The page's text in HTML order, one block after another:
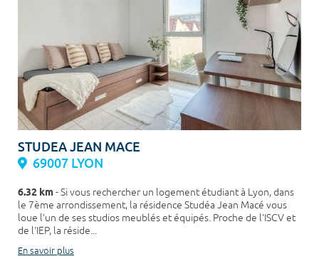
Colocation
Votre date d'entrée
Chercher
STUDEA JEAN MACE
69007 LYON
6.32 km- Si vous rechercher un logement étudiant à Lyon, dans
le 7ème arrondissement, la résidence Studéa Jean Macé vous
loue l'un de ses studios meublés et équipés. Proche de l'ISCV et
de l'IEP, la réside...
En savoir plus